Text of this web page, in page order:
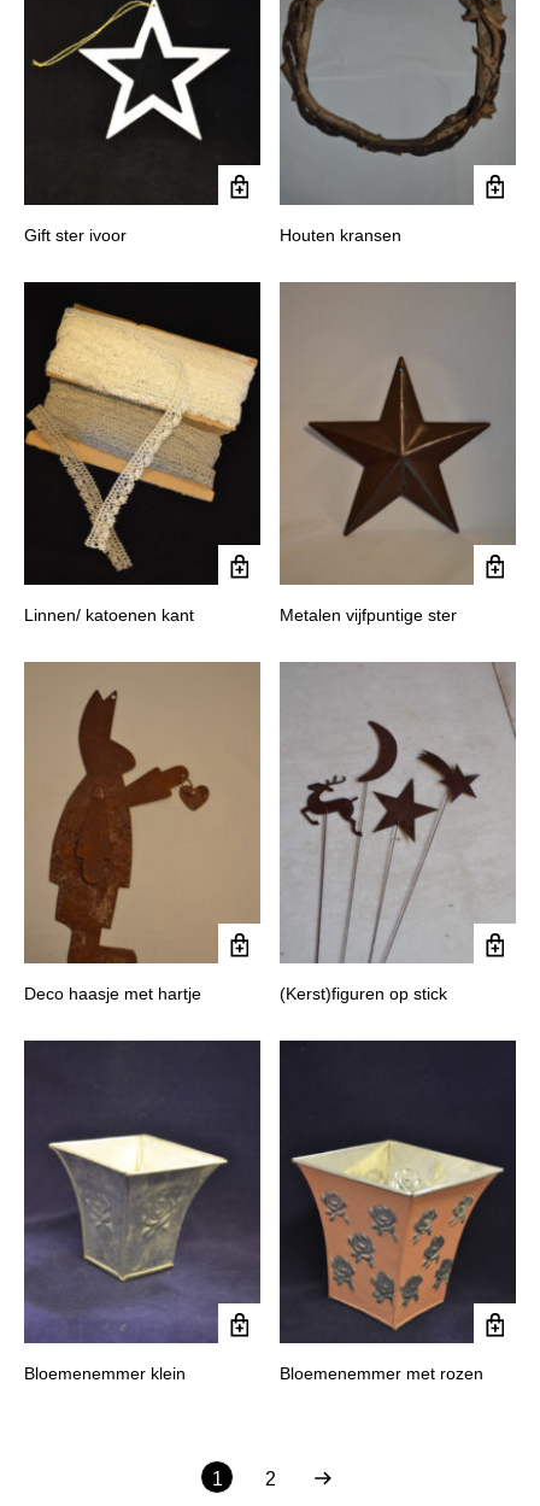
Gift ster ivoor Houten kransen
Linnen/ katoenen kant Metalen vijfpuntige ster
Deco haasje met hartje (Kerst)figuren op stick
Bloemenemmer klein Bloemenemmer met rozen
1 2